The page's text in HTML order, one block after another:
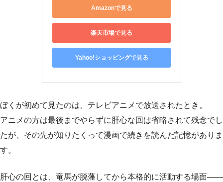
Amazonで見る
楽天市場で見る
Yahoo!ショッピングで見る
ぼくが初めて見たのは、テレビアニメで放送されたとき。
アニメの方は最後までやらずに肝心な回は省略されて残念でし
たが、その先が知りたくって漫画で続きを読んだ記憶がありま
す。
肝心の回とは、竜馬が脱藩してから本格的に活動する場面——